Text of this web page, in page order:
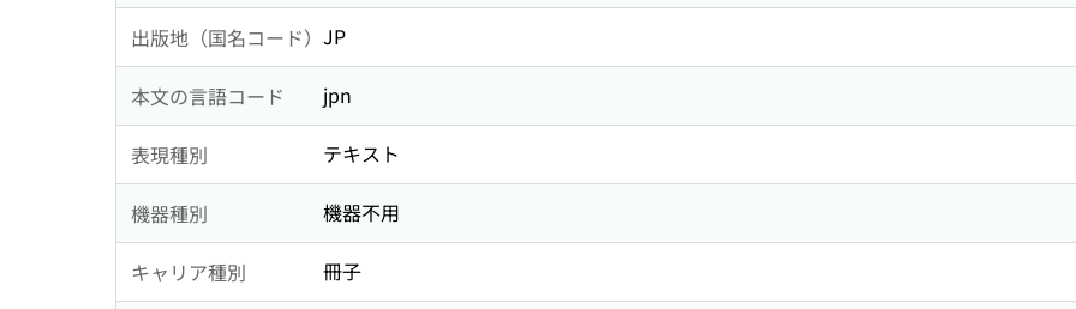
出版地（国名コード） JP
本文の言語コード jpn
表現種別 テキスト
機器種別 機器不用
キャリア種別 冊子